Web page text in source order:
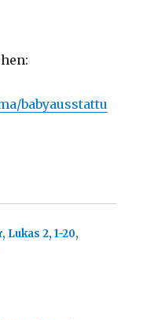
babyausstattu
2, 1-20,